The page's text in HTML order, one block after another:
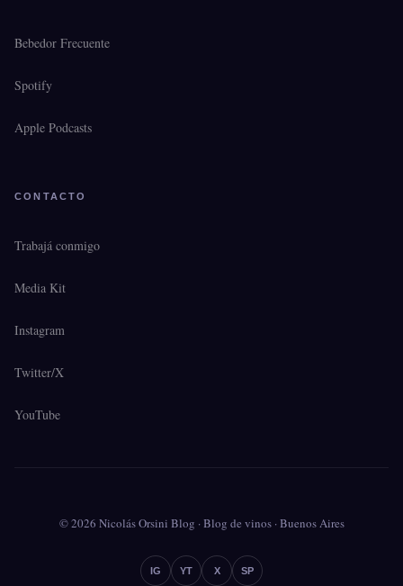
Bebedor Frecuente
Spotify
Apple Podcasts
CONTACTO
Trabajá conmigo
Media Kit
Instagram
Twitter/X
YouTube
© 2026 Nicolás Orsini Blog · Blog de vinos · Buenos Aires
IG YT X SP